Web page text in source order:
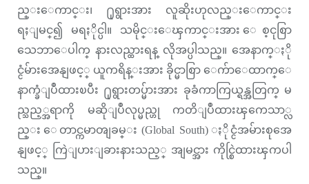
ည္းေကာင္း၊ ႐ုရွားအား လူဆိုးဟုလည္းေကာင္း
ရႈျမင္၍ မရႏိုင္ပါ။ သမိုင္းေၾကာင္းအား ေစ့ငုစြာ
သေဘာေပါက္ နားလည္ထားရန္ လိုအပ္ပါသည္။ အေနာက္ႏို
င္ငံမ်ားအေနျဖင့္ ယူကရိန္းအား ခိုင္မာစြာ ေက်ာေထာက္ေ
နာက္ခံျပဳထားၿပီး ႐ုရွားတပ္မ်ားအား ခုခံကာကြယ္ရန္အတြက္ မ
ည္သည့္အရာကို မဆိုျပဳလုပ္မည္ဟု ကတိျပဳထားၾကေသာ္လ
ည္း ေတာင္ကမာၻျခမ္း (Global South) ႏိုင္ငံအမ်ားစုအေ
နျဖင့္ ကြဲျပားျခားနားသည့္ အျမင္အား ကိုင္စြဲထားၾကပါ
သည္။